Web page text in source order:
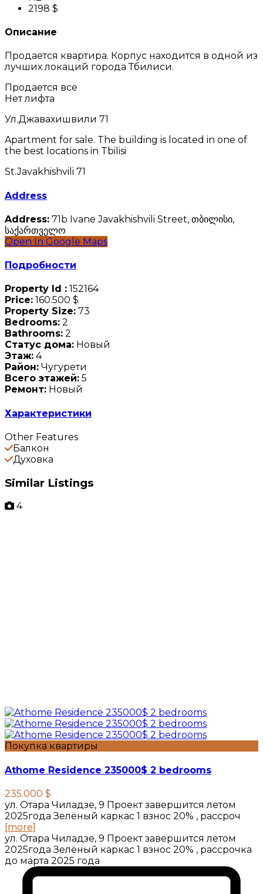
2198 $
Описание
Продается квартира. Корпус находится в одной из
лучших локаций города Тбилиси.
Продается все
Нет лифта
Ул.Джавахишвили 71
Apartment for sale. The building is located in one of
the best locations in Tbilisi
St.Javakhishvili 71
Address
Address: 71b Ivane Javakhishvili Street, თბილისი,
საქართველო
Open In Google Maps
Подробности
Property Id : 152164
Price: 160.500 $
Property Size: 73
Bedrooms: 2
Bathrooms: 2
Статус дома: Новый
Этаж: 4
Район: Чугурети
Всего этажей: 5
Ремонт: Новый
Характеристики
Other Features
Балкон
Духовка
Similar Listings
4
Покупка квартиры
Athome Residence 235000$ 2 bedrooms
235.000 $
ул. Отара Чиладзе, 9 Проект завершится летом
2025года Зелёный каркас 1 взнос 20% , рассроч
[more]
ул. Отара Чиладзе, 9 Проект завершится летом
2025года Зелёный каркас 1 взнос 20% , рассрочка
до марта 2025 года